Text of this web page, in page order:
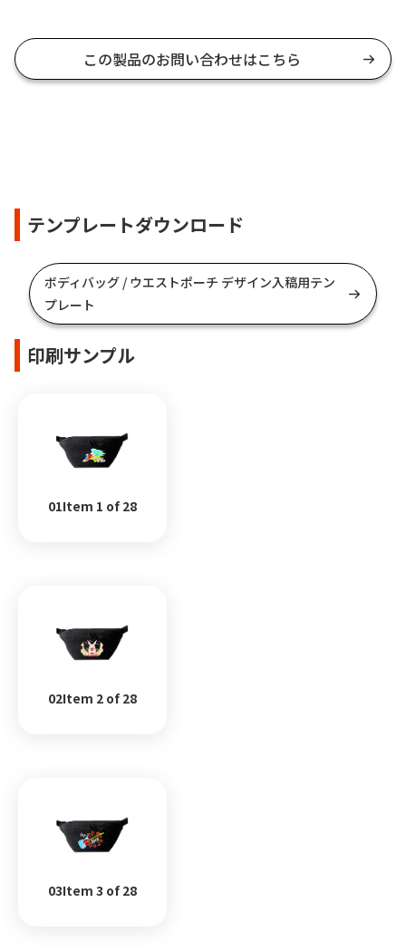
この製品のお問い合わせはこちら
テンプレートダウンロード
ボディバッグ / ウエストポーチ デザイン入稿用テン
プレート
印刷サンプル
01Item 1 of 28
02Item 2 of 28
03Item 3 of 28